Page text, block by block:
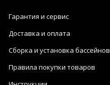
Гарантия и сервис
Доставка и оплата
Сборка и установка бассейнов
Правила покупки товаров